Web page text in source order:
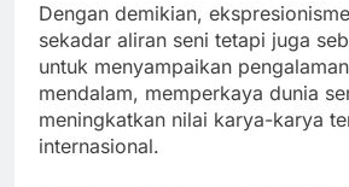
Dengan demikian,
sekadar aliran seni tetapi juga
untuk menyampaikan
mendalam, memperkaya dunia
meningkatkan nilai karya-karya
internasional.